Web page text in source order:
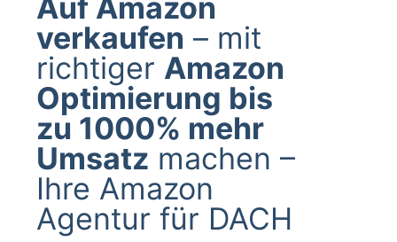
Auf Amazon
verkaufen – mit
richtiger Amazon
Optimierung bis
zu 1000% mehr
Umsatz machen –
Ihre Amazon
Agentur für DACH